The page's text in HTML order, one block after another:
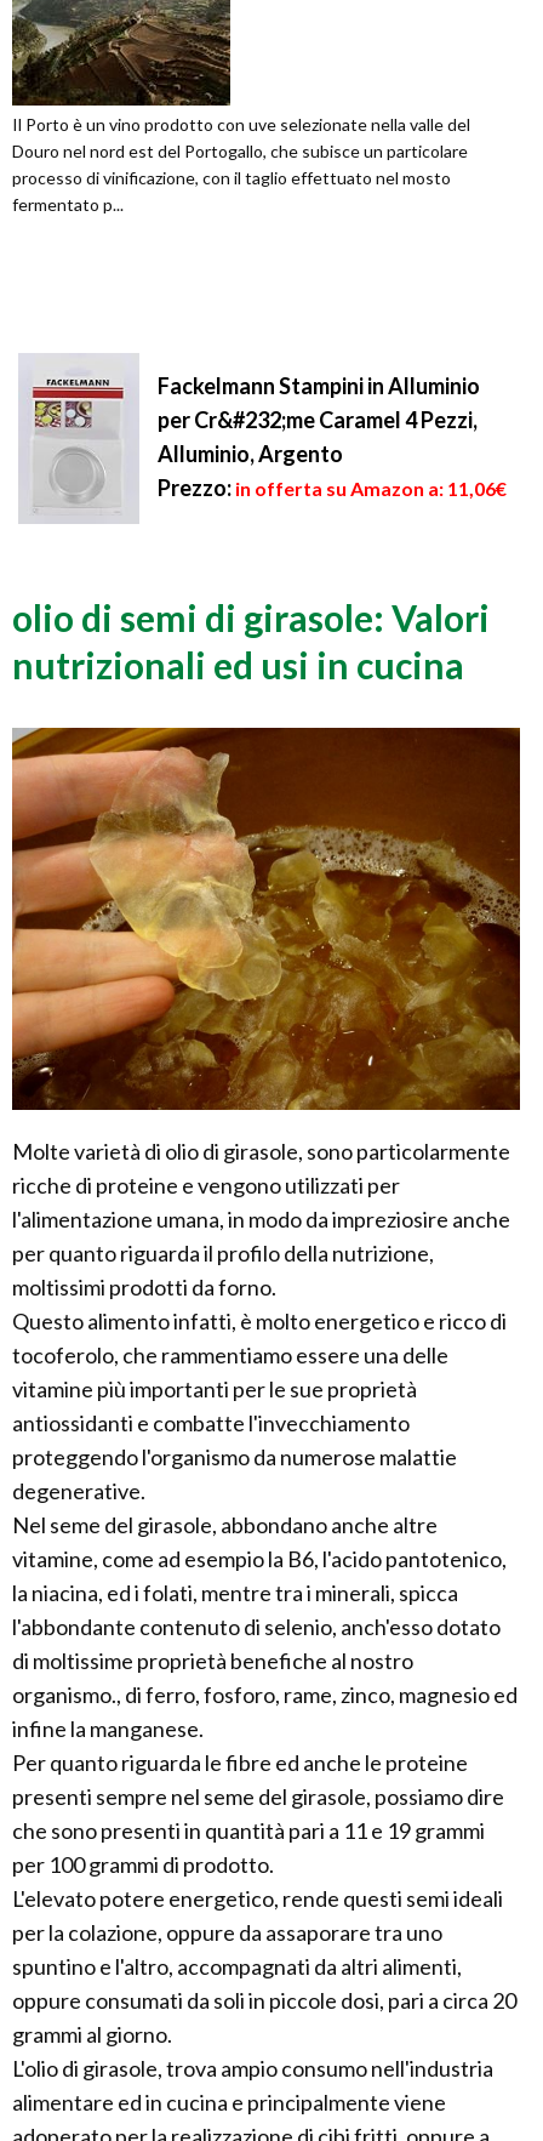
Il Porto è un vino prodotto con uve selezionate nella valle del
Douro nel nord est del Portogallo, che subisce un particolare
processo di vinificazione, con il taglio effettuato nel mosto
fermentato p...
Fackelmann Stampini in Alluminio
per Cr&#232;me Caramel 4 Pezzi,
Alluminio, Argento
Prezzo: in offerta su Amazon a: 11,06€
olio di semi di girasole: Valori
nutrizionali ed usi in cucina
Molte varietà di olio di girasole, sono particolarmente
ricche di proteine e vengono utilizzati per
l'alimentazione umana, in modo da impreziosire anche
per quanto riguarda il profilo della nutrizione,
moltissimi prodotti da forno.
Questo alimento infatti, è molto energetico e ricco di
tocoferolo, che rammentiamo essere una delle
vitamine più importanti per le sue proprietà
antiossidanti e combatte l'invecchiamento
proteggendo l'organismo da numerose malattie
degenerative.
Nel seme del girasole, abbondano anche altre
vitamine, come ad esempio la B6, l'acido pantotenico,
la niacina, ed i folati, mentre tra i minerali, spicca
l'abbondante contenuto di selenio, anch'esso dotato
di moltissime proprietà benefiche al nostro
organismo., di ferro, fosforo, rame, zinco, magnesio ed
infine la manganese.
Per quanto riguarda le fibre ed anche le proteine
presenti sempre nel seme del girasole, possiamo dire
che sono presenti in quantità pari a 11 e 19 grammi
per 100 grammi di prodotto.
L'elevato potere energetico, rende questi semi ideali
per la colazione, oppure da assaporare tra uno
spuntino e l'altro, accompagnati da altri alimenti,
oppure consumati da soli in piccole dosi, pari a circa 20
grammi al giorno.
L'olio di girasole, trova ampio consumo nell'industria
alimentare ed in cucina e principalmente viene